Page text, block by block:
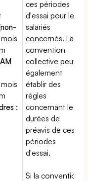
:
ces périodes
d'essai pour les
salariés
concernés. La
convention
collective peut
également
établir des
règles
concernant les
durées de
préavis de ces
périodes
d'essai.
Si la convention